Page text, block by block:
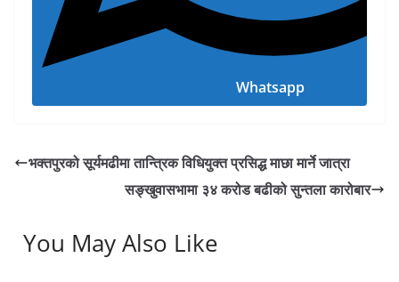
Whatsapp
भक्तपुरको सूर्यमढीमा तान्त्रिक विधियुक्त प्रसिद्ध माछा मार्ने जात्रा
सङ्खुवासभामा ३४ करोड बढीको सुन्तला कारोबार
You May Also Like